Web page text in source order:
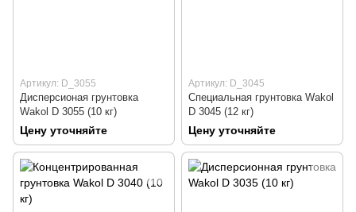
Артикул: D_3055
Дисперсионая грунтовка
Wakol D 3055 (10 кг)
Цену уточняйте
Артикул: D_3045
Специальная грунтовка Wakol
D 3045 (12 кг)
Цену уточняйте